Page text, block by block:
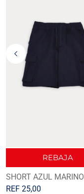
REBAJA
SHORT AZUL MARINO
REF 25,00